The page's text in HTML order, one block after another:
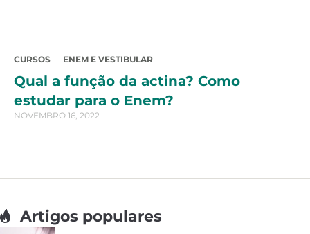
CURSOS ENEM E VESTIBULAR
Qual a função da actina? Como
estudar para o Enem?
NOVEMBRO 16, 2022
Artigos populares